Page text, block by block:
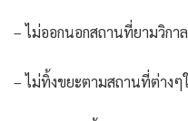
– ไม่ออกนอกสถานที่ยามวิกาล
– ไม่ทิ้งขยะตามสถานที่ต่าง